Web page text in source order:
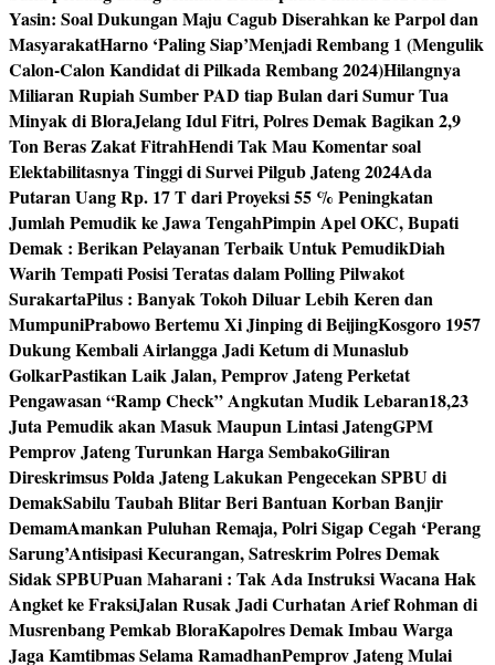
Yasin: Soal Dukungan Maju Cagub Diserahkan ke Parpol dan
MasyarakatHarno ‘Paling Siap’Menjadi Rembang 1 (Mengulik
Calon-Calon Kandidat di Pilkada Rembang 2024)Hilangnya
Miliaran Rupiah Sumber PAD tiap Bulan dari Sumur Tua
Minyak di BloraJelang Idul Fitri, Polres Demak Bagikan 2,9
Ton Beras Zakat FitrahHendi Tak Mau Komentar soal
Elektabilitasnya Tinggi di Survei Pilgub Jateng 2024Ada
Putaran Uang Rp. 17 T dari Proyeksi 55 % Peningkatan
Jumlah Pemudik ke Jawa TengahPimpin Apel OKC, Bupati
Demak : Berikan Pelayanan Terbaik Untuk PemudikDiah
Warih Tempati Posisi Teratas dalam Polling Pilwakot
SurakartaPilus : Banyak Tokoh Diluar Lebih Keren dan
MumpuniPrabowo Bertemu Xi Jinping di BeijingKosgoro 1957
Dukung Kembali Airlangga Jadi Ketum di Munaslub
GolkarPastikan Laik Jalan, Pemprov Jateng Perketat
Pengawasan “Ramp Check” Angkutan Mudik Lebaran18,23
Juta Pemudik akan Masuk Maupun Lintasi JatengGPM
Pemprov Jateng Turunkan Harga SembakoGiliran
Direskrimsus Polda Jateng Lakukan Pengecekan SPBU di
DemakSabilu Taubah Blitar Beri Bantuan Korban Banjir
DemamAmankan Puluhan Remaja, Polri Sigap Cegah ‘Perang
Sarung’Antisipasi Kecurangan, Satreskrim Polres Demak
Sidak SPBUPuan Maharani : Tak Ada Instruksi Wacana Hak
Angket ke FraksiJalan Rusak Jadi Curhatan Arief Rohman di
Musrenbang Pemkab BloraKapolres Demak Imbau Warga
Jaga Kamtibmas Selama RamadhanPemprov Jateng Mulai